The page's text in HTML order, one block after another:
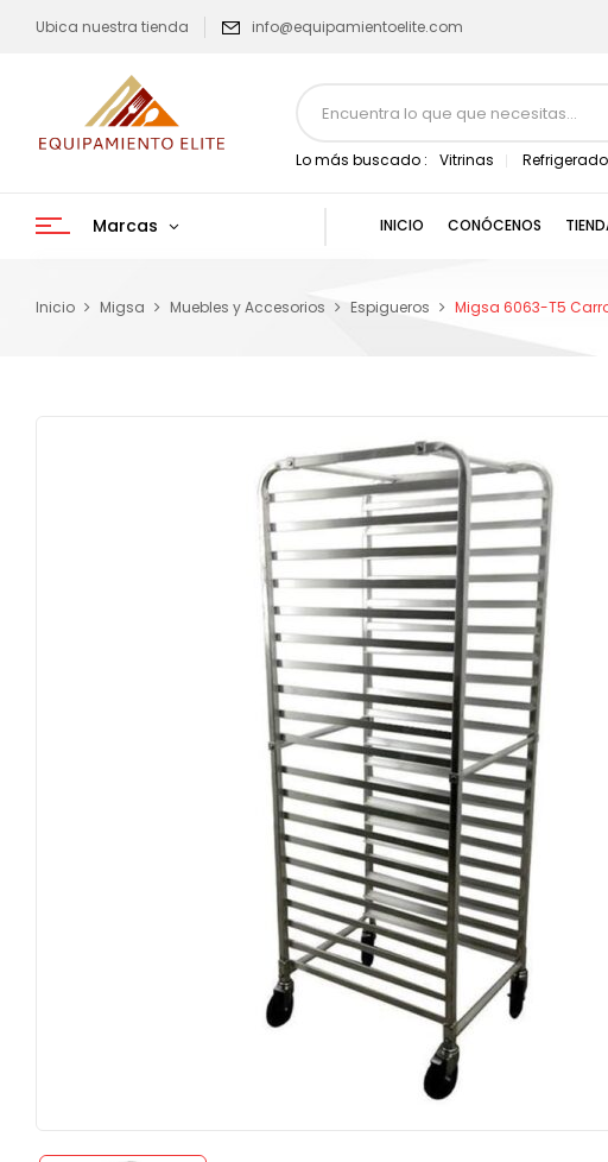
Ubica nuestra tienda info@equipamientoelite.com
Lo más buscado : Vitrinas
Marcas INICIO CONÓCENOS
Inicio Migsa Muebles y Accesorios Espigueros Migsa 6063-T5